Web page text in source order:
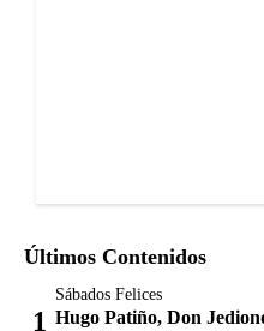
Últimos Contenidos
Sábados Felices
Hugo Patiño, Don